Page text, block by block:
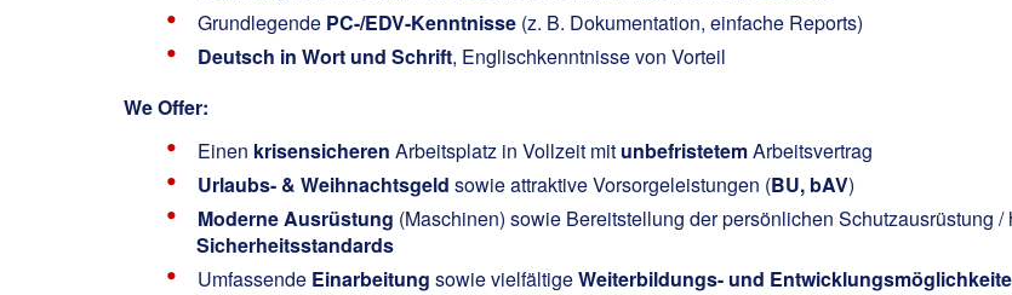
Grundlegende PC-/EDV-Kenntnisse (z. B. Dokumentation, einfache Reports)
Deutsch in Wort und Schrift, Englischkenntnisse von Vorteil
We Offer:
Einen krisensicheren Arbeitsplatz in Vollzeit mit unbefristetemArbeitsvertrag
Urlaubs- & Weihnachtsgeld sowie attraktive Vorsorgeleistungen (BU, bAV)
Moderne Ausrüstung (Maschinen) sowie Bereitstellung der persönlichen Schutzausrüstung
Sicherheitsstandards
Umfassende Einarbeitung sowie vielfältigeWeiterbildungs- und